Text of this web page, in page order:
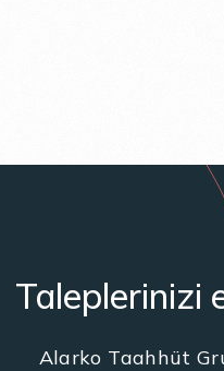
Taleplerinizi
Alarko Taahhüt